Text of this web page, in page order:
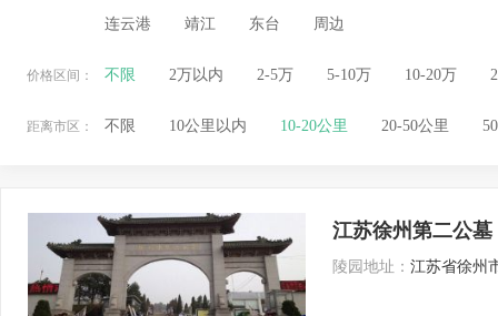
连云港
靖江 东台 周边
价格区间： 不限 2万以内 2-5万 5-10万 10-20万
距离市区： 不限 10公里以内 10-20公里 20-50公里
江苏徐州第二公墓
陵园地址： 江苏省徐州